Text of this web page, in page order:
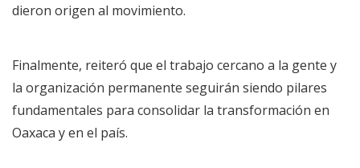
dieron origen al movimiento.
Finalmente, reiteró que el trabajo cercano a la gente y
la organización permanente seguirán siendo pilares
fundamentales para consolidar la transformación en
Oaxaca y en el país.